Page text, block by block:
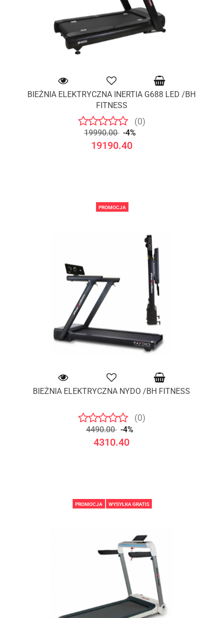
BIEŻNIA ELEKTRYCZNA INERTIA G688 LED /BH
FITNESS
(0)
19990.00 -4%
19190.40
PROMOCJA
BIEŻNIA ELEKTRYCZNA NYDO /BH FITNESS
(0)
4490.00 -4%
4310.40
PROMOCJA WYSYŁKA GRATIS